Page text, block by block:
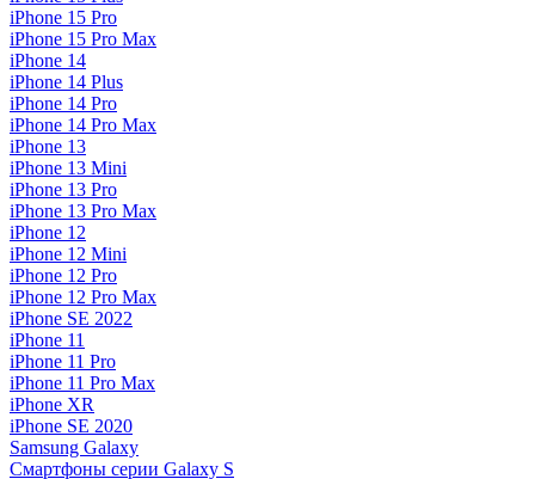
iPhone 15 Pro
iPhone 15 Pro Max
iPhone 14
iPhone 14 Plus
iPhone 14 Pro
iPhone 14 Pro Max
iPhone 13
iPhone 13 Mini
iPhone 13 Pro
iPhone 13 Pro Max
iPhone 12
iPhone 12 Mini
iPhone 12 Pro
iPhone 12 Pro Max
iPhone SE 2022
iPhone 11
iPhone 11 Pro
iPhone 11 Pro Max
iPhone XR
iPhone SE 2020
Samsung Galaxy
Смартфоны серии Galaxy S